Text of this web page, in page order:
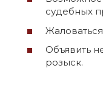
судебных
Объявить
розыск.